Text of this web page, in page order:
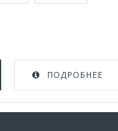
ПОДРОБНЕЕ